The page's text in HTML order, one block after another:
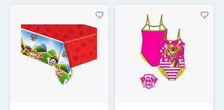
uitvoeringen.
voor de vaatwasser.
Eenvoudig af te